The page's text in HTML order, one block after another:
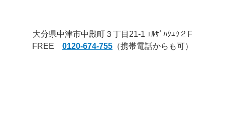
大分県中津市中殿町３丁目21-1 ｴﾙｻﾞﾊｸﾕｳ２F
FREE 0120-674-755 （携帯電話からも可）